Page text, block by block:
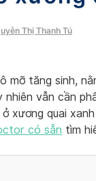
Thị Thanh Tú
mỡ tăng sinh,
vẫn cần
xương quai
có sẵn tìm